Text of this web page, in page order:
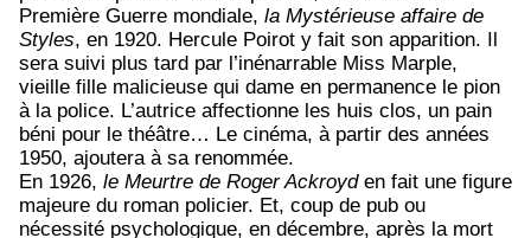
Première Guerre mondiale, la Mystérieuse affaire de
Styles, en 1920. Hercule Poirot y fait son apparition. Il
sera suivi plus tard par l’inénarrable Miss Marple,
vieille fille malicieuse qui dame en permanence le pion
à la police. L’autrice affectionne les huis clos, un pain
béni pour le théâtre… Le cinéma, à partir des années
1950, ajoutera à sa renommée.
En 1926, le Meurtre de Roger Ackroyden fait une figure
majeure du roman policier. Et, coup de pub ou
nécessité psychologique, en décembre, après la mort